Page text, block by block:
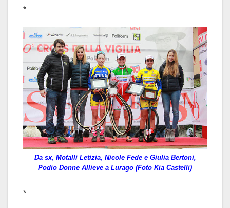
*
Da sx, Motalli Letizia, Nicole Fede e Giulia Bertoni,
Podio Donne Allieve a Lurago (Foto Kia Castelli)
*